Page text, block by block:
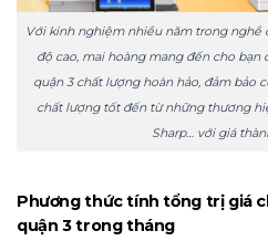
Với kinh nghiệm nhiều năm trong nghề
độ cao, mai hoàng mang đến cho
quận 3 chất lượng hoàn hảo, đảm bảo
chất lượng tốt đến từ những thương
Sharp… với giá
Phương thức tính tổng trị giá
quận 3 trong tháng